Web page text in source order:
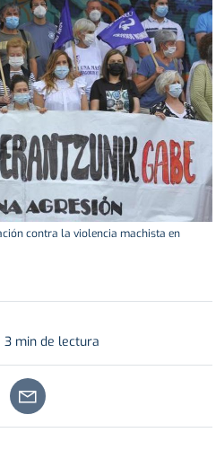
contra la violencia machista en
3 min de lectura